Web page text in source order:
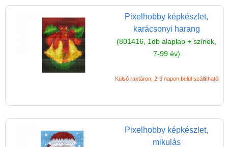
Pixelhobby képkészlet,
karácsonyi harang
(801416, 1db alaplap + színek,
7-99 év)
Külső raktáron, 2-3 napon belül szállítható
Pixelhobby képkészlet,
mikulás